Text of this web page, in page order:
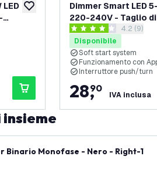
aggiungi alla lista desideri
LED
recensioni
Dimmer Smart LED
220-240V - Taglio
Universale -apri il
4.2 stelle di valutazione
4.2 (9)
Disponibile
Soft start system
Funzionamento con
Interruttore push/turn
28,
90
IVA inclusa
insieme
Binario Monofase - Nero - Right-1